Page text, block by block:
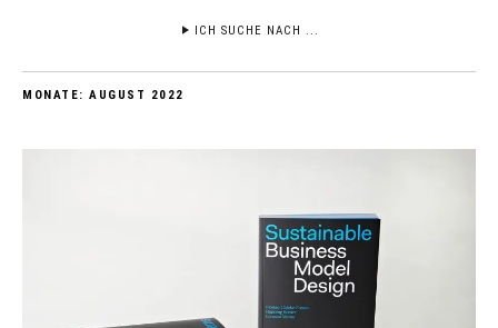
ICH SUCHE NACH ...
MONATE: AUGUST 2022